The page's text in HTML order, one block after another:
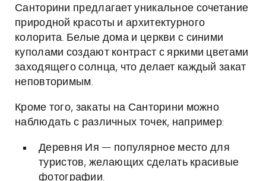
Санторини предлагает уникальное сочетание
природной красоты и архитектурного
колорита. Белые дома и церкви с синими
куполами создают контраст с яркими цветами
заходящего солнца, что делает каждый закат
неповторимым.
Кроме того, закаты на Санторини можно
наблюдать с различных точек, например:
Деревня Ия — популярное место для
туристов, желающих сделать красивые
фотографии.